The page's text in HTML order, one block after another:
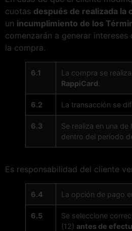
cuotas después de realizada la
un incumplimiento de los
comenzarán a generar
la compra.
6.1 La compra se realiza
RappiCard
6.2 La transacción se
6.3
Se realiza en una
dentro del período
Es responsabilidad del cliente
6.4 La opción de pago
6.5
Se seleccione
(12) antes de